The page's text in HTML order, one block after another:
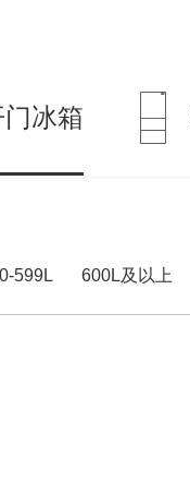
冰箱
599L 600L及以上